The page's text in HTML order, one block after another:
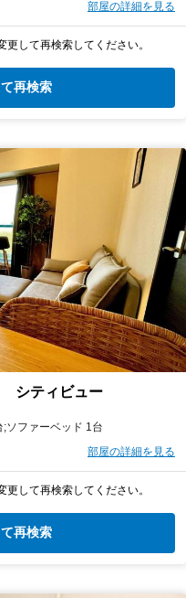
部屋の詳細を見る
して再検索してください。
再検索
シティビュー
ソファーベッド 1台
部屋の詳細を見る
して再検索してください。
再検索